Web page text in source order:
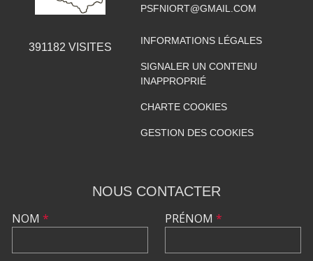
391182 VISITES
PSFNIORT@GMAIL.COM
INFORMATIONS LÉGALES
SIGNALER UN CONTENU
INAPPROPRIÉ
CHARTE COOKIES
GESTION DES COOKIES
NOUS CONTACTER
NOM * PRÉNOM *